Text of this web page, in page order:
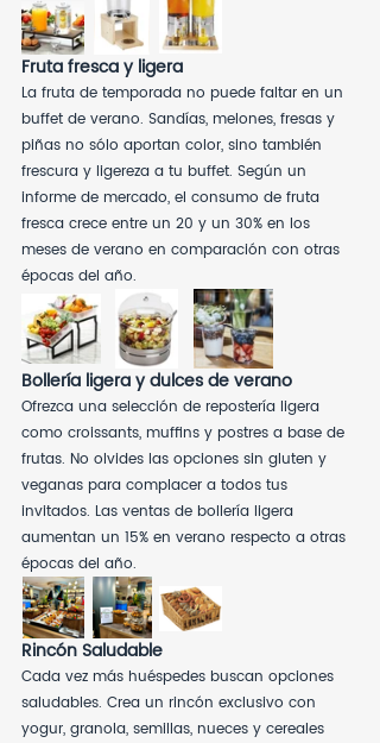
Fruta fresca y ligera
La fruta de temporada no puede faltar en un
buffet de verano. Sandías, melones, fresas y
piñas no sólo aportan color, sino también
frescura y ligereza a tu buffet. Según un
informe de mercado, el consumo de fruta
fresca crece entre un 20 y un 30% en los
meses de verano en comparación con otras
épocas del año.
Bollería ligera y dulces de verano
Ofrezca una selección de repostería ligera
como croissants, muffins y postres a base de
frutas. No olvides las opciones sin gluten y
veganas para complacer a todos tus
invitados. Las ventas de bollería ligera
aumentan un 15% en verano respecto a otras
épocas del año.
Rincón Saludable
Cada vez más huéspedes buscan opciones
saludables. Crea un rincón exclusivo con
yogur, granola, semillas, nueces y cereales